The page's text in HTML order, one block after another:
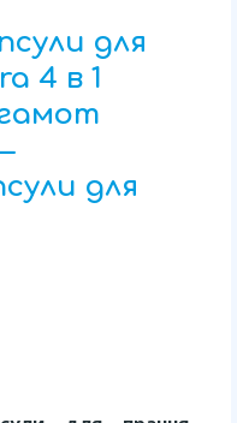
для
4 в 1
для